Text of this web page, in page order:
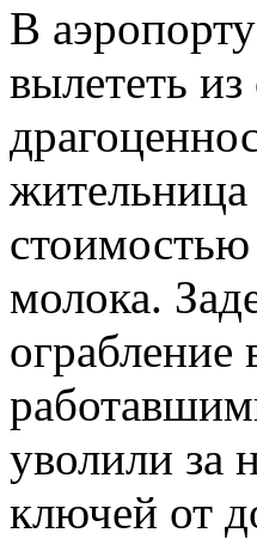
В
вылететь
молока.
ограбление
уволили за
ключей от